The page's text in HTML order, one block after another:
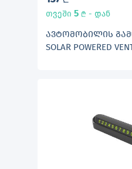
თვეში 5 L - დან
ᲐᲕᲢᲝᲛᲝᲑᲘᲚᲘᲡ
SOLAR POWERED